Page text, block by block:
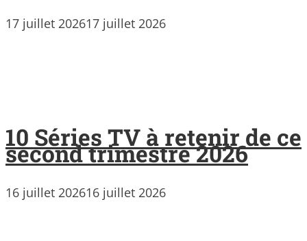
17 juillet 202617 juillet 2026
10 Séries TV à retenir de ce
second trimestre 2026
16 juillet 202616 juillet 2026